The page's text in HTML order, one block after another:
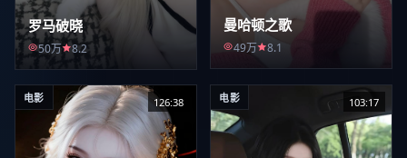
罗马破晓
50万 8.2
曼哈顿之歌
49万 8.1
电影 126:38 电影 103:17